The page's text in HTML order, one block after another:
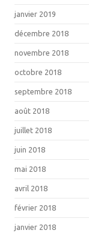
janvier 2019
décembre 2018
novembre 2018
octobre 2018
septembre 2018
août 2018
juillet 2018
juin 2018
mai 2018
avril 2018
février 2018
janvier 2018